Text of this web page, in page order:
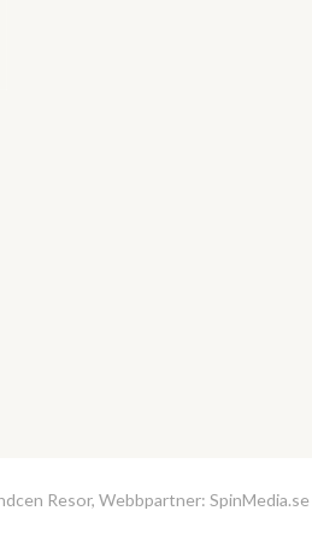
Resor, Webbpartner: SpinMedia.se